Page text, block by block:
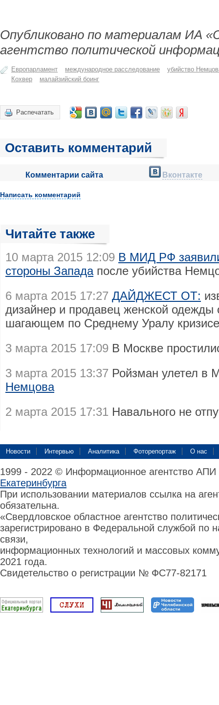
Опубликовано по материалам ИА
агентство политической
Европарламент международное расследование
убийство
Кохвер
малайзийский боинг
Распечатать
Оставить комментарий
Комментарии сайта Вконтакте
Написать комментарий
Читайте также
10 марта 2015 12:09 В МИД РФ
стороны Западапосле убийства
6 марта 2015 17:27 ДАЙДЖЕСТ ОТ:
дизайнер и продавец женской
шагающем по Среднему Уралу кризисе
3 марта 2015 17:09 В Москве
3 марта 2015 13:37 Ройзман улетел в
Немцова
2 марта 2015 17:31 Навального не
Новости Интервью Аналитика Фоторепортаж О нас
1999 - 2022 © Информационное агентство
Екатеринбурга
При использовании материалов ссылка на
обязательна.
«Свердловское областное агентство
зарегистрировано в Федеральной службой по
связи,
информационных технологий и массовых
2021 года.
Свидетельство о регистрации № ФС77-82171